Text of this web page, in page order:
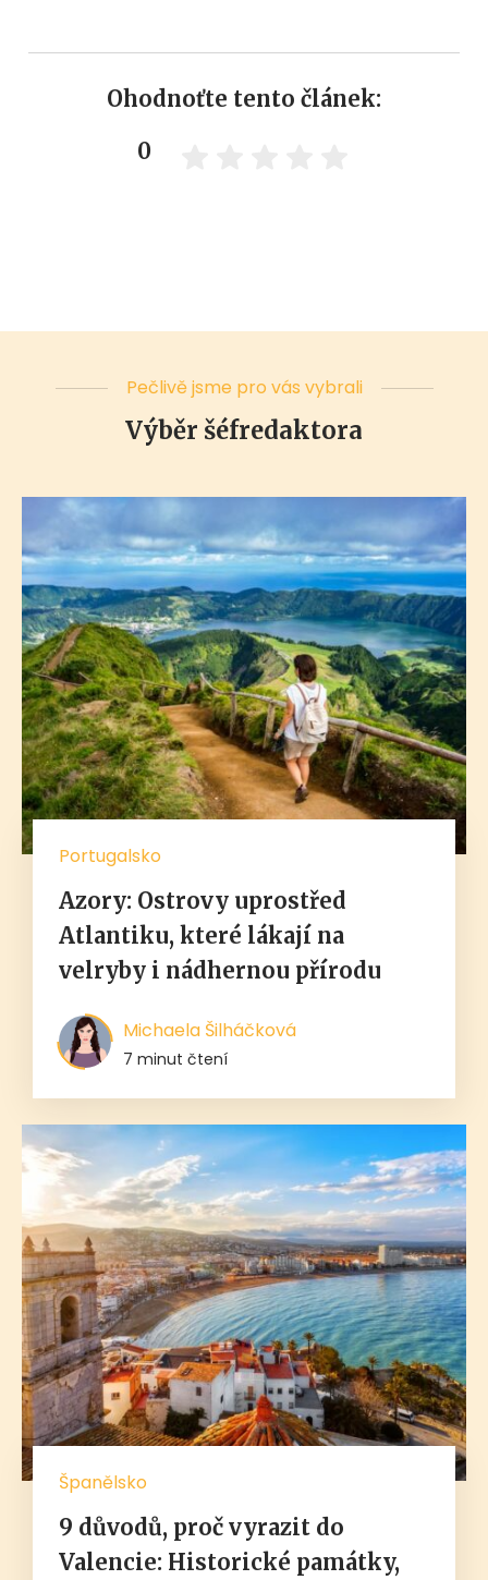
Ohodnoťte tento článek:
0
Pečlivě jsme pro vás vybrali
Výběr šéfredaktora
Portugalsko
Azory: Ostrovy uprostřed
Atlantiku, které lákají na
velryby i nádhernou přírodu
Michaela Šilháčková
7 minut čtení
Španělsko
9 důvodů, proč vyrazit do
Valencie: Historické památky,